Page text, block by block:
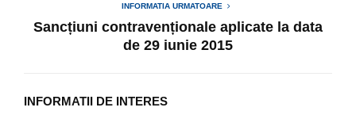
INFORMATIA URMATOARE
Sancțiuni contravenționale aplicate la data
de 29 iunie 2015
INFORMATII DE INTERES